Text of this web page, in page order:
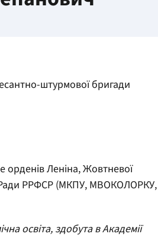
штурмової бригади
орденів Леніна, Жовтневої
Ради РРФСР (МКПУ, МВОКОЛОРКУ,
освіта, здобута в Академії